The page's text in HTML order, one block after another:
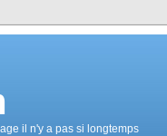
il n'y a pas si longtemps